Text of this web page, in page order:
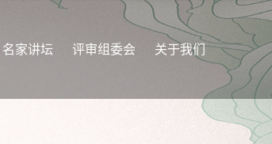
名家讲坛 评审组委会 关于我们